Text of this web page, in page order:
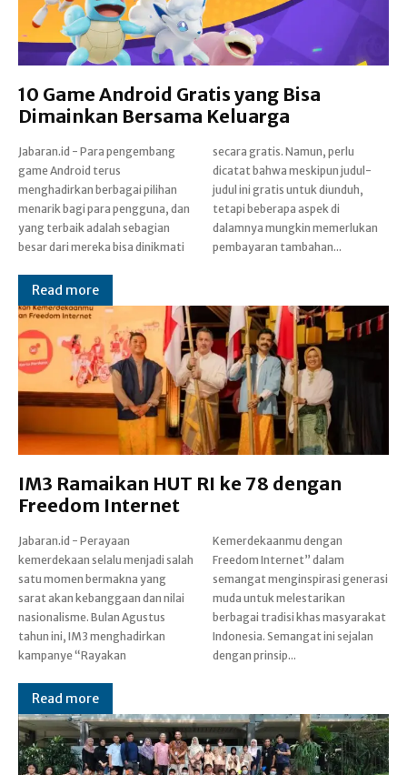
10 Game Android Gratis yang Bisa
Dimainkan Bersama Keluarga
Jabaran.id - Para pengembang
game Android terus
menghadirkan berbagai pilihan
menarik bagi para pengguna, dan
yang terbaik adalah sebagian
besar dari mereka bisa dinikmati
secara gratis. Namun, perlu
dicatat bahwa meskipun judul-
judul ini gratis untuk diunduh,
tetapi beberapa aspek di
dalamnya mungkin memerlukan
pembayaran tambahan...
Read more
IM3 Ramaikan HUT RI ke 78 dengan
Freedom Internet
Jabaran.id - Perayaan
kemerdekaan selalu menjadi salah
satu momen bermakna yang
sarat akan kebanggaan dan nilai
nasionalisme. Bulan Agustus
tahun ini, IM3 menghadirkan
kampanye “Rayakan
Kemerdekaanmu dengan
Freedom Internet” dalam
semangat menginspirasi generasi
muda untuk melestarikan
berbagai tradisi khas masyarakat
Indonesia. Semangat ini sejalan
dengan prinsip...
Read more